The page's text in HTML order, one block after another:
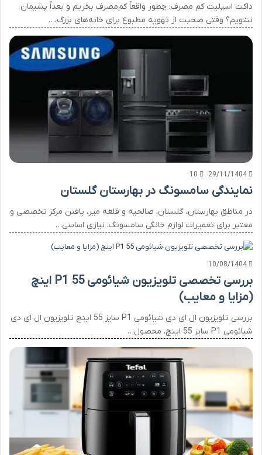
داکت اسپلیت کم مصرف؛ چطور واقعاً کم‌مصرف بخریم و بعداً پشیمان
نشویم؟ وقتی صحبت از تهویه مطبوع برای خانه‌های بزرگ،…
29/11/1404
10
نمایندگی سامسونگ در بهارستان گلستان
در مناطق بهارستان، گلستان، صالحیه و قلعه میر، یافتن مرکز تخصصی و
معتبر برای تعمیرات لوازم خانگی سامسونگ، نیازی اساسی…
10/08/1404
بررسی تخصصی تلویزیون شیائومی P1 55 اینچ
(مزایا و معایب)
بررسی تلویزیون ال ای دی شیائومی P1 سایز 55 اینچ تلویزیون ال ای دی
شیائومی P1 سایز 55 اینچ، محصول…